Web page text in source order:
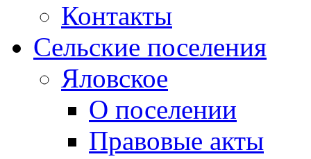
Контакты
Сельские поселения
Яловское
О поселении
Правовые акты